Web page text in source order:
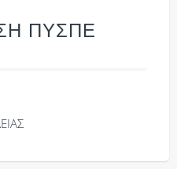
ΠΥΣΠΕ